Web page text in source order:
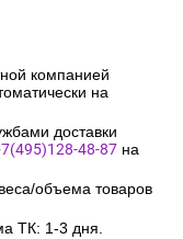
компанией
на
доставки
48-87 на
объема товаров
ТК: 1-3 дня.